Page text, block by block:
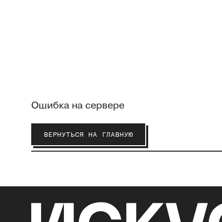
Ошибка на сервере
ВЕРНУТЬСЯ НА ГЛАВНУЮ